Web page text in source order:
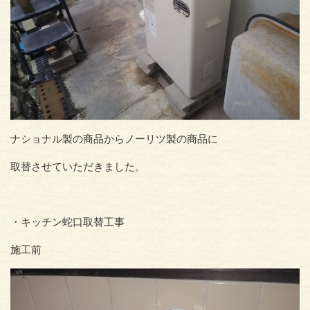
ナショナル製の商品からノーリツ製の商品に
取替させていただきました。
・キッチン蛇口取替工事
施工前